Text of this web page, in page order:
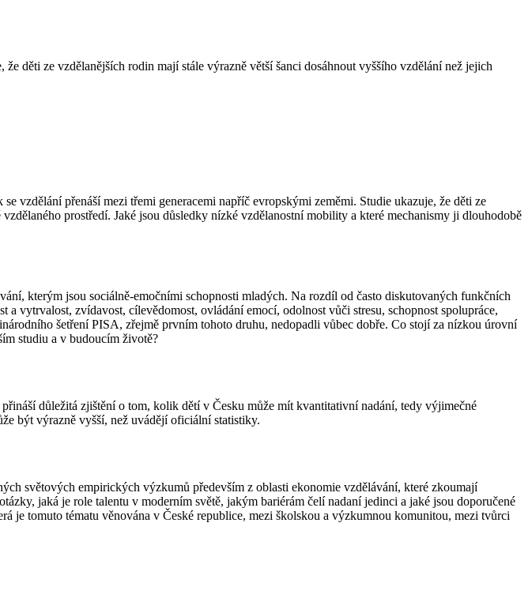
děti ze vzdělanějších rodin mají stále výrazně větší šanci dosáhnout vyššího vzdělání než jejich
vzdělání přenáší mezi třemi generacemi napříč evropskými zeměmi. Studie ukazuje, že děti ze
prostředí. Jaké jsou důsledky nízké vzdělanostní mobility a které mechanismy ji dlouhodobě
kterým jsou sociálně-emočními schopnosti mladých. Na rozdíl od často diskutovaných funkčních
vytrvalost, zvídavost, cílevědomost, ovládání emocí, odolnost vůči stresu, schopnost spolupráce,
šetření PISA, zřejmě prvním tohoto druhu, nedopadli vůbec dobře. Co stojí za nízkou úrovní
studiu a v budoucím životě?
důležitá zjištění o tom, kolik dětí v Česku může mít kvantitativní nadání, tedy výjimečné
být výrazně vyšší, než uvádějí oficiální statistiky.
světových empirických výzkumů především z oblasti ekonomie vzdělávání, které zkoumají
jaká je role talentu v moderním světě, jakým bariérám čelí nadaní jedinci a jaké jsou doporučené
je tomuto tématu věnována v České republice, mezi školskou a výzkumnou komunitou, mezi tvůrci